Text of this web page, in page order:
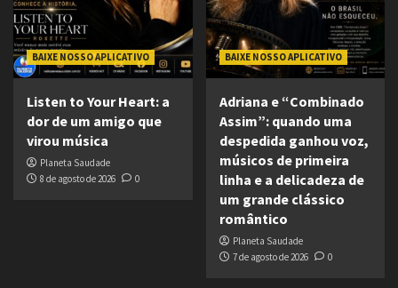
BAIXE NOSSO APLICATIVO
Listen to Your Heart: a
dor de um amigo que
virou música
Planeta Saudade
8 de agosto de 2026
0
BAIXE NOSSO APLICATIVO
Adriana e “Combinado
Assim”: quando uma
despedida ganhou voz,
músicos de primeira
linha e a delicadeza de
um grande clássico
romântico
Planeta Saudade
7 de agosto de 2026
0